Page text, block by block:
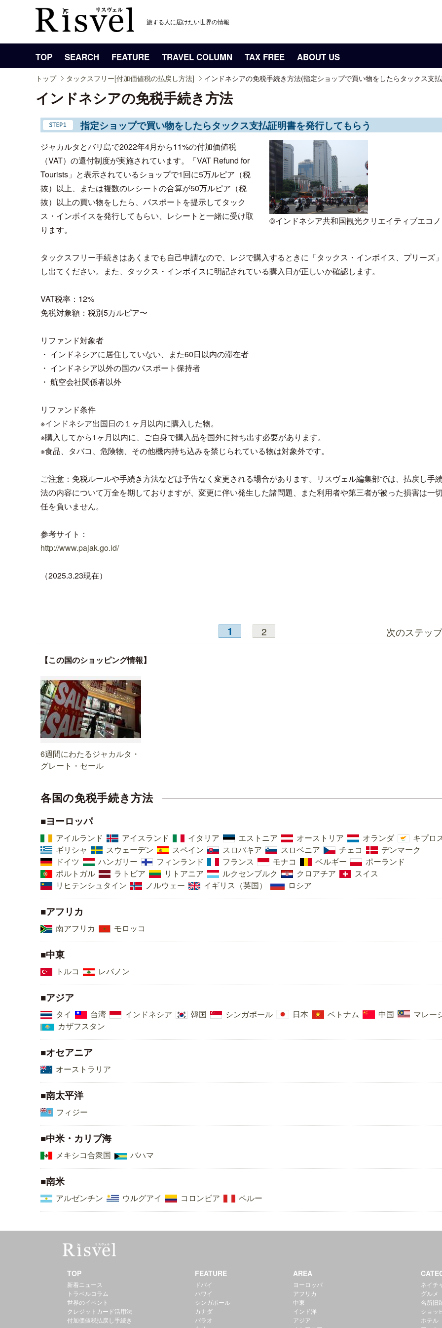
旅する人に届けたい世界の情報
TOP SEARCH FEATURE TRAVEL COLUMN TAX FREE ABOUT US
トップ タックスフリー[付加価値税の払戻し方法] インドネシアの免税手続き方法(指定ショップで買い物をしたらタックス支
インドネシアの免税手続き方法
指定ショップで買い物をしたらタックス支払証明書を発行してもらう
©インドネシア共和国観光クリエイティブエコ
ジャカルタとバリ島で2022年4月から11%の付加価値税
（VAT）の還付制度が実施されています。「VAT Refund for
Tourists」と表示されているショップで1回に5万ルピア（税
抜）以上、または複数のレシートの合算が50万ルピア（税
抜）以上の買い物をしたら、パスポートを提示してタック
ス・インボイスを発行してもらい、レシートと一緒に受け取
ります。
タックスフリー手続きはあくまでも自己申請なので、レジで購入するときに「タックス・インボイス、プリーズ
し出てください。また、タックス・インボイスに明記されている購入日が正しいか確認します。
VAT税率：12%
免税対象額：税別5万ルピア〜
リファンド対象者
・ インドネシアに居住していない、また60日以内の滞在者
・ インドネシア以外の国のパスポート保持者
・ 航空会社関係者以外
リファンド条件
※インドネシア出国日の１ヶ月以内に購入した物。
※購入してから1ヶ月以内に、ご自身で購入品を国外に持ち出す必要があります。
※食品、タバコ、危険物、その他機内持ち込みを禁じられている物は対象外です。
ご注意：免税ルールや手続き方法などは予告なく変更される場合があります。リスヴェル編集部では、払戻し手
法の内容について万全を期しておりますが、変更に伴い発生した諸問題、また利用者や第三者が被った損害は一
任を負いません。
参考サイト：
http://www.pajak.go.id/
（2025.3.23現在）
1 2 次のステップ
【この国のショッピング情報】
6週間にわたるジャカルタ・
グレート・セール
各国の免税手続き方法
■ヨーロッパ
アイルランド アイスランド イタリア エストニア オーストリア オランダ
キプロ
ギリシャ
スウェーデン スペイン スロバキア スロベニア チェコ
デンマーク
ドイツ
ハンガリー フィンランド フランス モナコ ベルギー
ポーランド
ポルトガル
ラトビア リトアニア ルクセンブルク クロアチア
スイス
リヒテンシュタイン
ノルウェー イギリス（英国） ロシア
■アフリカ
南アフリカ モロッコ
■中東
トルコ レバノン
■アジア
タイ 台湾 インドネシア 韓国 シンガポール 日本 ベトナム 中国
マレー
カザフスタン
■オセアニア
オーストラリア
■南太平洋
フィジー
■中米・カリブ海
メキシコ合衆国 バハマ
■南米
アルゼンチン ウルグアイ コロンビア ペルー
TOP
新着ニュース
トラベルコラム
世界のイベント
クレジットカード活用法
付加価値税払戻し手続き
FEATURE
ドバイ
ハワイ
シンガポール
カナダ
パラオ
AREA
ヨーロッパ
アフリカ
中東
インド洋
アジア
ネイチ
グルメ
名所旧
ショッ
ホテル